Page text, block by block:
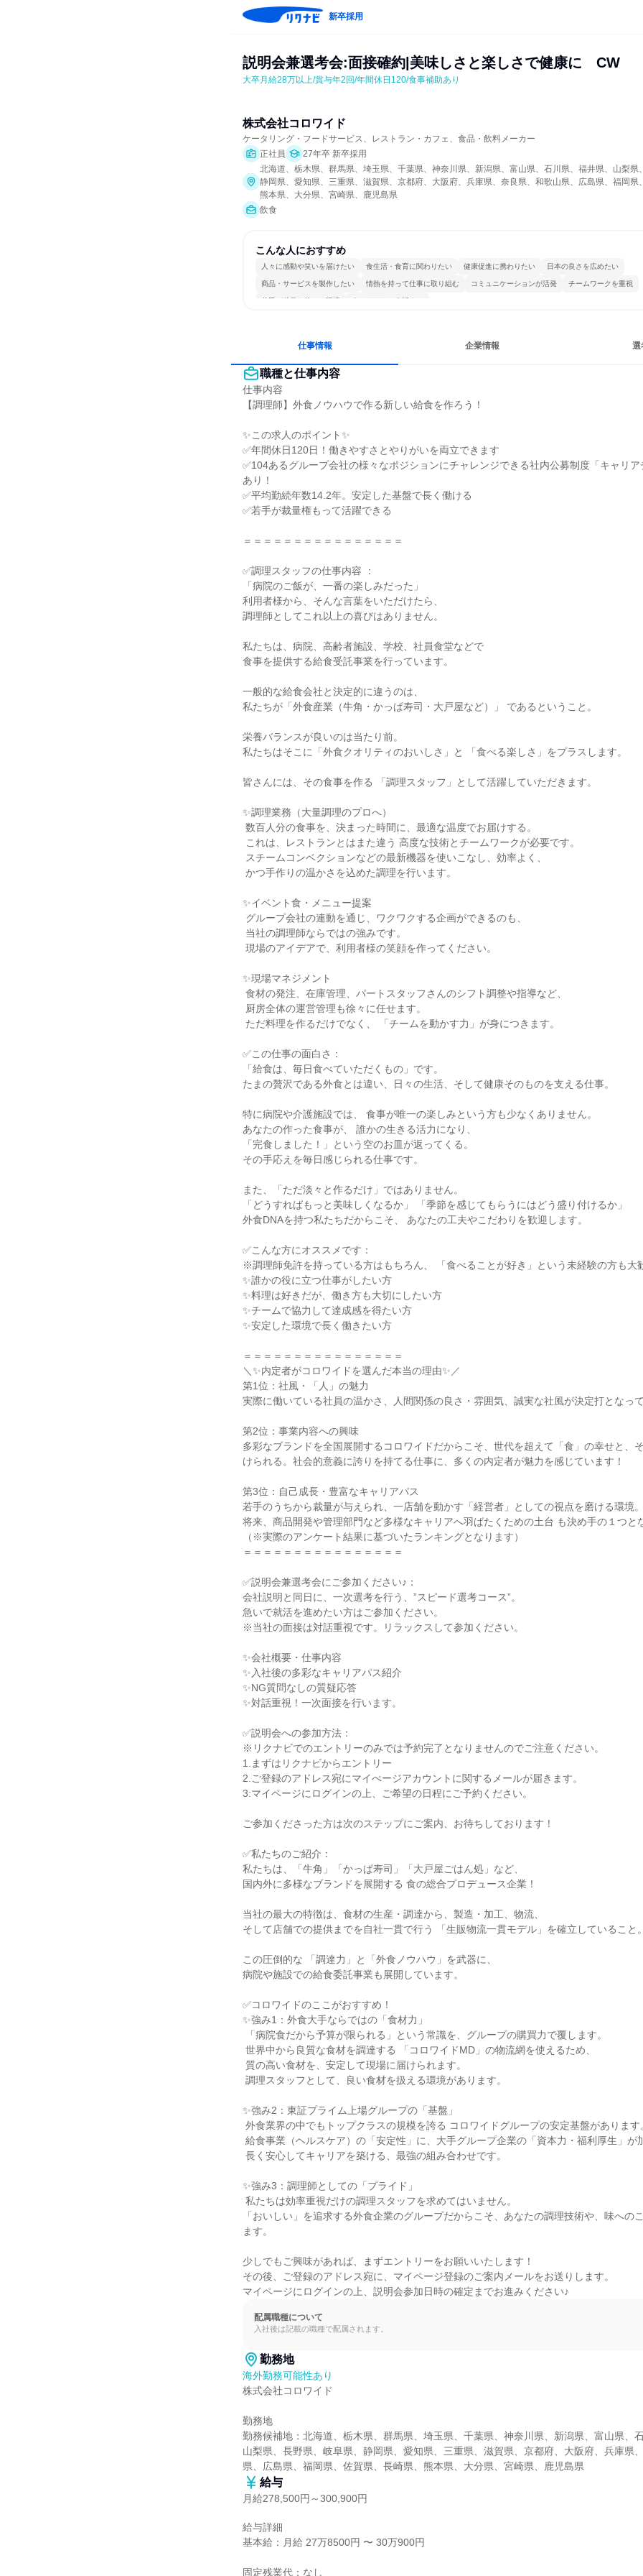
新卒採用
説明会兼選考会:面接確約|美味しさと楽しさで健康に　CW
大卒月給28万以上/賞与年2回/年間休日120/食事補助あり
株式会社コロワイド
ケータリング・フードサービス、レストラン・カフェ、食品・飲料メーカー
正社員
27年卒 新卒採用
北海道、栃木県、群馬県、埼玉県、千葉県、神奈川県、新潟県、富山県、石川県、福井県、山梨県
静岡県、愛知県、三重県、滋賀県、京都府、大阪府、兵庫県、奈良県、和歌山県、広島県、福岡県
熊本県、大分県、宮崎県、鹿児島県
飲食
こんな人におすすめ
人々に感動や笑いを届けたい 食生活・食育に関わりたい 健康促進に携わりたい 日本の良さを広めたい
商品・サービスを製作したい 情熱を持って仕事に取り組む コミュニケーションが活発 チームワークを重視
若手が裁量を持てる環境 人とたくさん会話する
仕事情報 企業情報 選
職種と仕事内容
仕事内容
【調理師】外食ノウハウで作る新しい給食を作ろう！
✨この求人のポイント✨
✅年間休日120日！働きやすさとやりがいを両立できます
✅104あるグループ会社の様々なポジションにチャレンジできる社内公募制度「キャリ
あり！
✅平均勤続年数14.2年。安定した基盤で長く働ける
✅若手が裁量権もって活躍できる
＝＝＝＝＝＝＝＝＝＝＝＝＝＝＝＝
✅調理スタッフの仕事内容 ：
「病院のご飯が、一番の楽しみだった」
利用者様から、そんな言葉をいただけたら、
調理師としてこれ以上の喜びはありません。
私たちは、病院、高齢者施設、学校、社員食堂などで
食事を提供する給食受託事業を行っています。
一般的な給食会社と決定的に違うのは、
私たちが「外食産業（牛角・かっぱ寿司・大戸屋など）」 であるということ。
栄養バランスが良いのは当たり前。
私たちはそこに「外食クオリティのおいしさ」と 「食べる楽しさ」をプラスします。
皆さんには、その食事を作る 「調理スタッフ」として活躍していただきます。
✨調理業務（大量調理のプロへ）
✨イベント食・メニュー提案
✨現場マネジメント
✅この仕事の面白さ：
「給食は、毎日食べていただくもの」です。
たまの贅沢である外食とは違い、日々の生活、そして健康そのものを支える仕事。
特に病院や介護施設では、 食事が唯一の楽しみという方も少なくありません。
あなたの作った食事が、 誰かの生きる活力になり、
「完食しました！」という空のお皿が返ってくる。
その手応えを毎日感じられる仕事です。
また、「ただ淡々と作るだけ」ではありません。
「どうすればもっと美味しくなるか」 「季節を感じてもらうにはどう盛り付けるか」
外食DNAを持つ私たちだからこそ、 あなたの工夫やこだわりを歓迎します。
✅こんな方にオススメです：
※調理師免許を持っている方はもちろん、 「食べることが好き」という未経験の方も大
✨誰かの役に立つ仕事がしたい方
✨料理は好きだが、働き方も大切にしたい方
✨チームで協力して達成感を得たい方
✨安定した環境で長く働きたい方
＝＝＝＝＝＝＝＝＝＝＝＝＝＝＝＝
＼✨内定者がコロワイドを選んだ本当の理由✨／
第1位：社風・「人」の魅力
実際に働いている社員の温かさ、人間関係の良さ・雰囲気、誠実な社風が決定打となっ
第2位：事業内容への興味
多彩なブランドを全国展開するコロワイドだからこそ、世代を超えて「食」の幸せと、
けられる。社会的意義に誇りを持てる仕事に、多くの内定者が魅力を感じています！
第3位：自己成長・豊富なキャリアパス
若手のうちから裁量が与えられ、一店舗を動かす「経営者」としての視点を磨ける環境
将来、商品開発や管理部門など多様なキャリアへ羽ばたくための土台 も決め手の１つと
（※実際のアンケート結果に基づいたランキングとなります）
＝＝＝＝＝＝＝＝＝＝＝＝＝＝＝＝
✅説明会兼選考会にご参加ください♪：
会社説明と同日に、一次選考を行う、”スピード選考コース”。
急いで就活を進めたい方はご参加ください。
※当社の面接は対話重視です。リラックスして参加ください。
✨会社概要・仕事内容
✨入社後の多彩なキャリアパス紹介
✨NG質問なしの質疑応答
✨対話重視！一次面接を行います。
✅説明会への参加方法：
※リクナビでのエントリーのみでは予約完了となりませんのでご注意ください。
1.まずはリクナビからエントリー
2.ご登録のアドレス宛にマイぺージアカウントに関するメールが届きます。
3:マイページにログインの上、ご希望の日程にご予約ください。
ご参加くださった方は次のステップにご案内、お待ちしております！
✅私たちのご紹介：
私たちは、「牛角」「かっぱ寿司」「大戸屋ごはん処」など、
国内外に多様なブランドを展開する 食の総合プロデュース企業！
当社の最大の特徴は、食材の生産・調達から、製造・加工、物流、
そして店舗での提供までを自社一貫で行う 「生販物流一貫モデル」を確立していること
この圧倒的な 「調達力」と「外食ノウハウ」を武器に、
病院や施設での給食委託事業も展開しています。
✅コロワイドのここがおすすめ！
✨強み1：外食大手ならではの「食材力」
✨強み2：東証プライム上場グループの「基盤」
✨強み3：調理師としての「プライド」
「おいしい」を追求する外食企業のグループだからこそ、あなたの調理技術や、味への
ます。
少しでもご興味があれば、まずエントリーをお願いいたします！
その後、ご登録のアドレス宛に、マイページ登録のご案内メールをお送りします。
マイページにログインの上、説明会参加日時の確定までお進みください♪
配属職種について
入社後は記載の職種で配属されます。
勤務地
海外勤務可能性あり
株式会社コロワイド
勤務地
勤務候補地：北海道、栃木県、群馬県、埼玉県、千葉県、神奈川県、新潟県、富山県、
山梨県、長野県、岐阜県、静岡県、愛知県、三重県、滋賀県、京都府、大阪府、兵庫県
県、広島県、福岡県、佐賀県、長崎県、熊本県、大分県、宮崎県、鹿児島県
給与
月給278,500円～300,900円
給与詳細
基本給：月給 27万8500円 〜 30万900円
固定残業代：なし